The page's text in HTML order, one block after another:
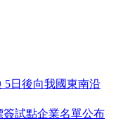
5日後向我國東南沿
試點企業名單公布